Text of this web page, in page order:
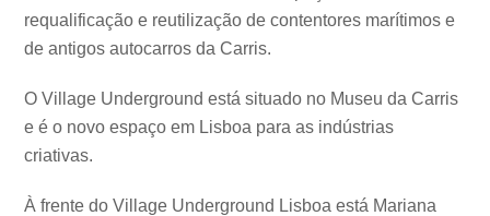
requalificação e reutilização de contentores marítimos e
de antigos autocarros da Carris.
O Village Underground está situado no Museu da Carris
e é o novo espaço em Lisboa para as indústrias
criativas.
À frente do Village Underground Lisboa está Mariana